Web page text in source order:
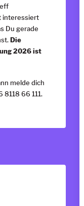
interessiert
Du gerade
Die
2026 ist
melde dich
66 111.